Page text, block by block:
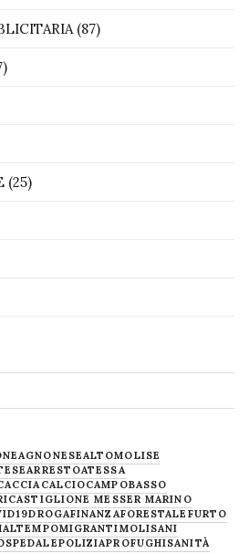
(87)
(25)
AGNONESEALTOMOLISE
ARRESTOATESSA
CALCIOCAMPOBASSO
CASTIGLIONE MESSER MARINO
DROGAFINANZAFORESTALE FURTO
MIGRANTIMOLISANI
POLIZIAPROFUGHISANITÀ